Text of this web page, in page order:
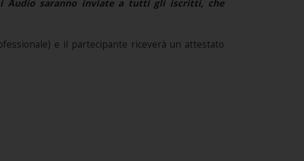
Audio saranno inviate a tutti gli iscritti, che
e il partecipante riceverà un attestato